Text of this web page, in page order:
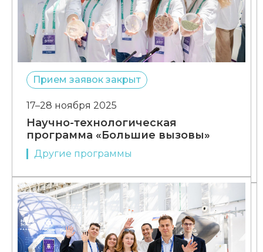
Прием заявок закрыт
17–28 ноября 2025
Научно-технологическая
программа «Большие вызовы»
Другие программы